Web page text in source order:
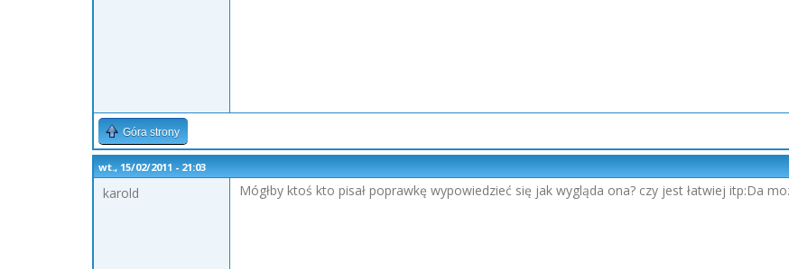
Góra strony
wt., 15/02/2011 - 21:03
karold
Mógłby ktoś kto pisał poprawkę wypowiedzieć się jak wygląda ona? czy jest łatwiej itp:Da